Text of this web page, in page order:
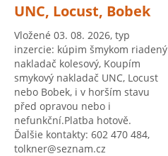
UNC, Locust, Bobek
Vložené 03. 08. 2026, typ
inzercie: kúpim šmykom riadený
nakladač kolesový, Koupím
smykový nakladač UNC, Locust
nebo Bobek, i v horším stavu
před opravou nebo i
nefunkční.Platba hotově.
Ďalšie kontakty: 602 470 484,
tolkner@seznam.cz